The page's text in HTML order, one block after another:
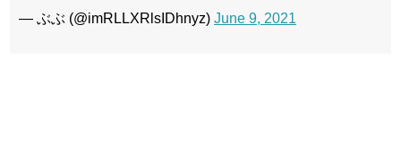
— ぶぶ (@imRLLXRlsIDhnyz) June 9, 2021